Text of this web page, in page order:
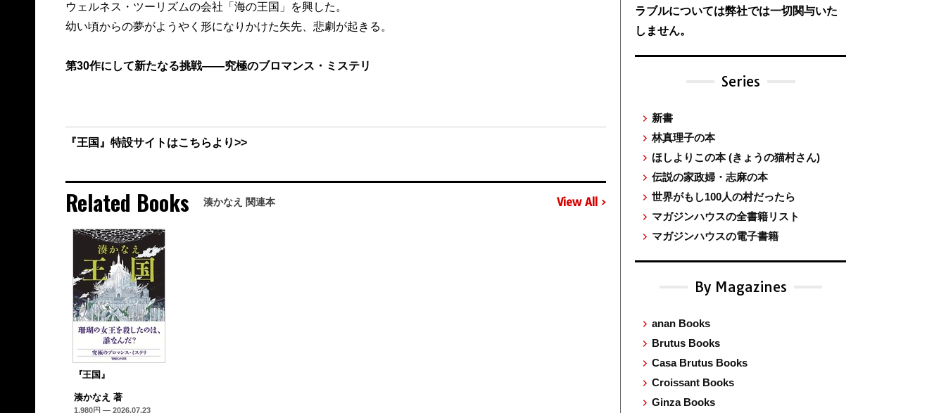
ウェルネス・ツーリズムの会社「海の王国」を興した。
幼い頃からの夢がようやく形になりかけた矢先、悲劇が起きる。
第30作にして新たなる挑戦――究極のブロマンス・ミステリ
『王国』特設サイトはこちらより>>
Related Books 湊かなえ 関連本 View All
『王国』
湊かなえ 著
1,980円 — 2026.07.23
ラブルについては弊社では一切関与いた
しません。
Series
新書
林真理子の本
ほしよりこの本(きょうの猫村さん)
伝説の家政婦・志麻の本
世界がもし100人の村だったら
マガジンハウスの全書籍リスト
マガジンハウスの電子書籍
By Magazines
anan Books
Brutus Books
Casa Brutus Books
Croissant Books
Ginza Books